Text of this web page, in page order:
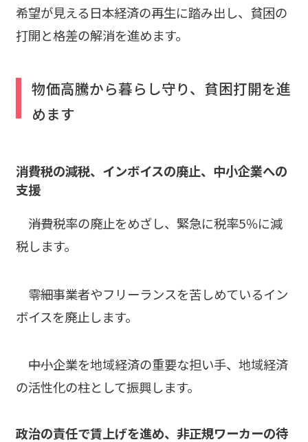
希望が見える日本経済の再生に踏み出し、貧困の
打開と格差の解消を進めます。
物価高騰から暮らし守り、貧困打開を進
めます
消費税の減税、インボイスの廃止、中小企業への
支援
――消費税率の廃止をめざし、緊急に税率5％に減
税します。
――零細事業者やフリーランスを苦しめているイン
ボイスを廃止します。
――中小企業を地域経済の重要な担い手、地域経済
の活性化の柱として振興します。
政治の責任で賃上げを進め、非正規ワーカーの待